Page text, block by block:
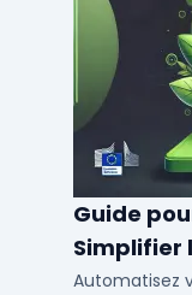
Guide
Simplifier
des
Automatisez